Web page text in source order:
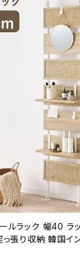
ルラック 幅40 ラ
っ張り収納 韓国イ